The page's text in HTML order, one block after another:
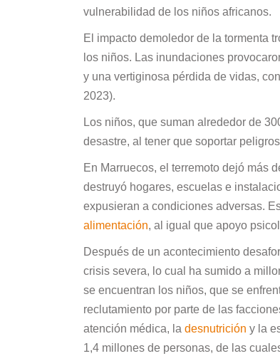
vulnerabilidad de los niños africanos.
El impacto demoledor de la tormenta
los niños. Las inundaciones
y una vertiginosa pérdida de vidas,
2023).
Los niños, que suman alrededor de
desastre, al tener que soportar
En Marruecos, el terremoto dejó más
destruyó hogares, escuelas e
expusieran a condiciones adversas.
alimentación, al igual que apoyo
Después de un acontecimiento
crisis severa, lo cual ha sumido a
se encuentran los niños, que se
reclutamiento por parte de las
atención médica, la desnutrición y la
1,4 millones de personas, de las